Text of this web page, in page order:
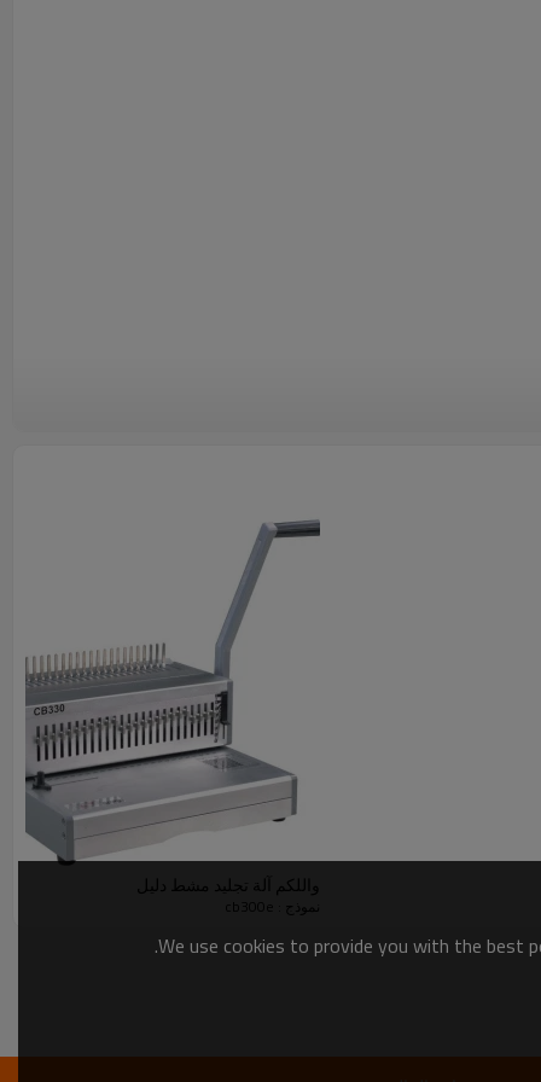
واللكم آلة تجليد مشط دليل
نموذج : cb300e
We use cookies to provide you with the best